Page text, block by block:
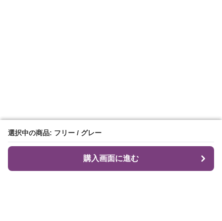
選択中の商品: フリー / グレー
購入画面に進む
選択中の商品: フリー / グレー
購入画面に進む